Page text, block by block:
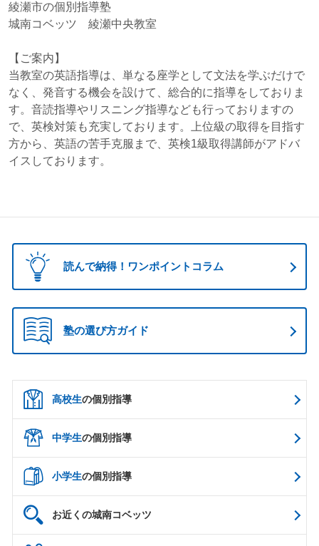
綾瀬市の個別指導塾
城南コベッツ 綾瀬中央教室
【ご案内】
当教室の英語指導は、単なる座学として文法を学ぶだけで
なく、発音する機会を設けて、総合的に指導をしておりま
す。音読指導やリスニング指導なども行っておりますの
で、英検対策も充実しております。上位級の取得を目指す
方から、英語の苦手克服まで、英検1級取得講師がアドバ
イスしております。
読んで納得！ワンポイントコラム
塾の選び方ガイド
高校生の個別指導
中学生の個別指導
小学生の個別指導
お近くの城南コベッツ